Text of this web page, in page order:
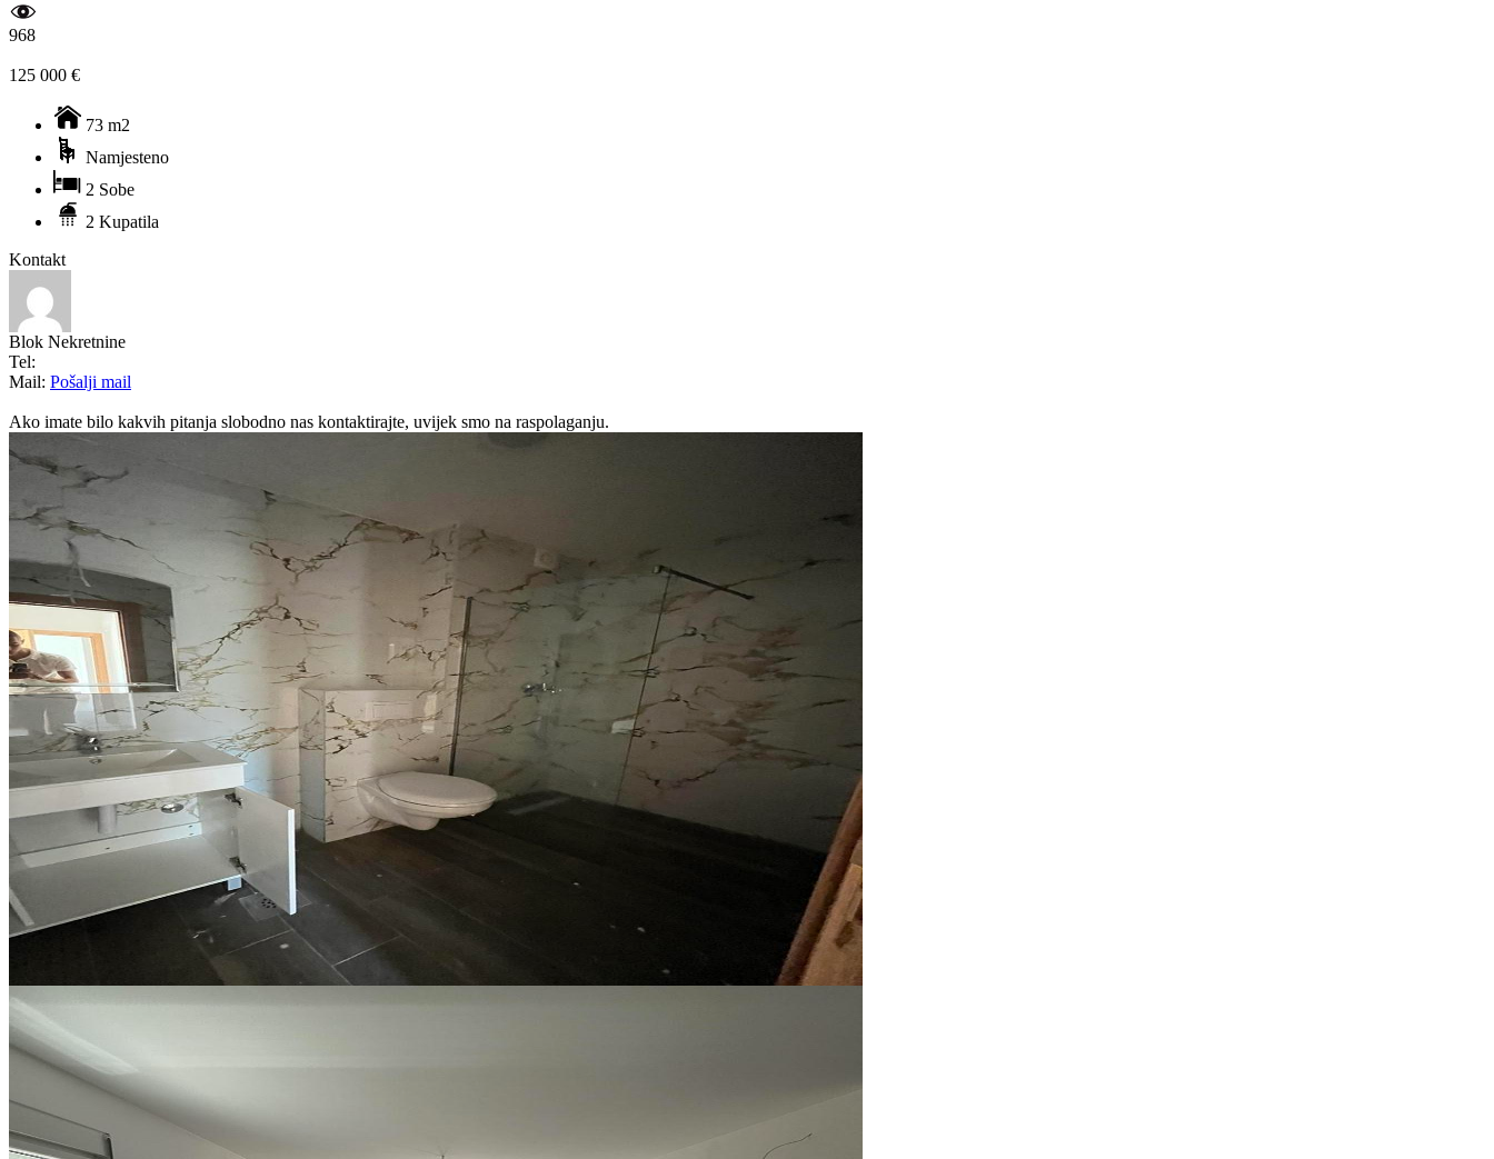
968
125 000 €
73 m2
Namjesteno
2 Sobe
2 Kupatila
Kontakt
Blok Nekretnine
Tel:
Mail: Pošalji mail
Ako imate bilo kakvih pitanja slobodno nas kontaktirajte, uvijek smo na raspolaganju.